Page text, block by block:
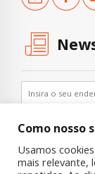
Como nosso
Usamos
mais relevante,